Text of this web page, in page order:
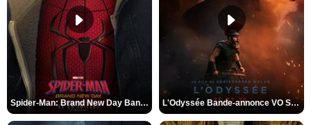
Spider-Man: Brand New Day Bande-annonce VO STFR L'Odyssée Bande-annonce VO STFR